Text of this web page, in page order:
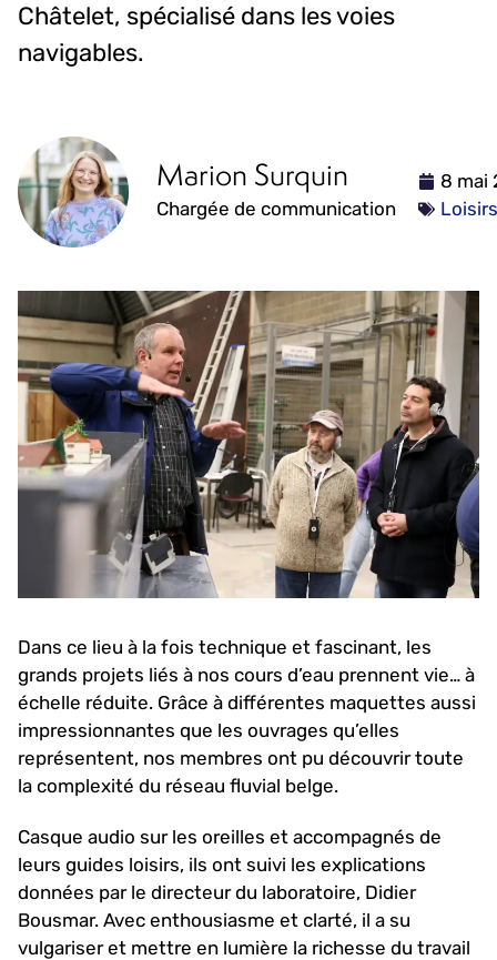
Châtelet, spécialisé dans les voies
navigables.
Marion Surquin
Chargée de communication
8 mai
Dans ce lieu à la fois technique et fascinant, les
grands projets liés à nos cours d’eau prennent vie… à
échelle réduite. Grâce à différentes maquettes aussi
impressionnantes que les ouvrages qu’elles
représentent, nos membres ont pu découvrir toute
la complexité du réseau fluvial belge.
Casque audio sur les oreilles et accompagnés de
leurs guides loisirs, ils ont suivi les explications
données par le directeur du laboratoire, Didier
Bousmar. Avec enthousiasme et clarté, il a su
vulgariser et mettre en lumière la richesse du travail